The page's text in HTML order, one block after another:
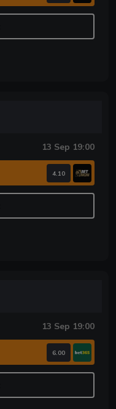
13 Sep 19:00
4.10
13 Sep 19:00
6.00